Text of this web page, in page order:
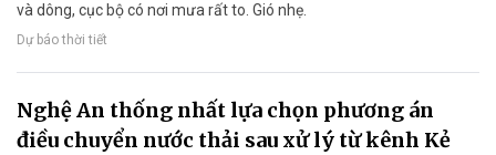
và dông, cục bộ có nơi mưa rất to. Gió nhẹ.
Dự báo thời tiết
Nghệ An thống nhất lựa chọn phương án
điều chuyển nước thải sau xử lý từ kênh Kẻ